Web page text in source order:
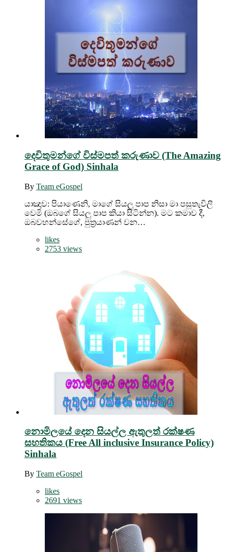
දෙවිතුමන්ගේ විස්මපත් කරුණාව (The Amazing
Grace of God) Sinhala
By Team eGospel
යාඤාව: පියාණෙනි, මාගේ සියලු පාප නිසා මා පසුතැවිලි
වෙමි (ඔබගේ සියලු පාප කියා සිටින්න). මට කමාව දී,
ඔබවහන්සේගේ, පුත්‍රයාණන් වන…
likes
2753 views
නොමිලයේ දෙන සියල්ල ඇතුලත් රක්ෂණ
සහතිකය (Free All inclusive Insurance Policy)
Sinhala
By Team eGospel
likes
2691 views